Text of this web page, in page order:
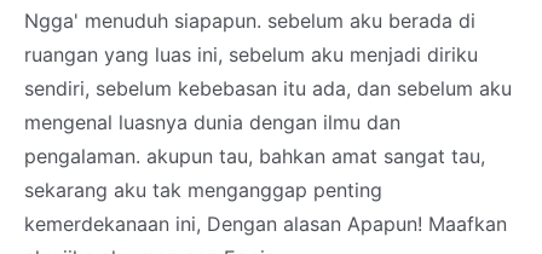
Ngga' menuduh siapapun. sebelum aku berada di
ruangan yang luas ini, sebelum aku menjadi diriku
sendiri, sebelum kebebasan itu ada, dan sebelum aku
mengenal luasnya dunia dengan ilmu dan
pengalaman. akupun tau, bahkan amat sangat tau,
sekarang aku tak menganggap penting
kemerdekanaan ini, Dengan alasan Apapun! Maafkan